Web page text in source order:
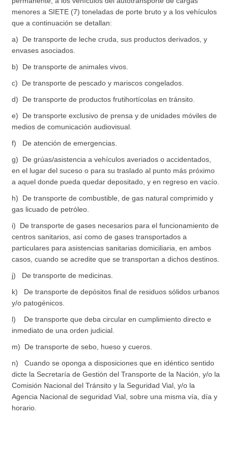
menores a SIETE (7) toneladas de porte bruto y a los vehículos
que a continuación se detallan:
a) De transporte de leche cruda, sus productos derivados, y
envases asociados.
b) De transporte de animales vivos.
c) De transporte de pescado y mariscos congelados.
d) De transporte de productos frutihortícolas en tránsito.
e) De transporte exclusivo de prensa y de unidades móviles de
medios de comunicación audiovisual.
f) De atención de emergencias.
g) De grúas/asistencia a vehículos averiados o accidentados,
en el lugar del suceso o para su traslado al punto más próximo
a aquel donde pueda quedar depositado, y en regreso en vacío.
h) De transporte de combustible, de gas natural comprimido y
gas licuado de petróleo.
i) De transporte de gases necesarios para el funcionamiento de
centros sanitarios, así como de gases transportados a
particulares para asistencias sanitarias domiciliaria, en ambos
casos, cuando se acredite que se transportan a dichos destinos.
j) De transporte de medicinas.
k) De transporte de depósitos final de residuos sólidos urbanos
y/o patogénicos.
l) De transporte que deba circular en cumplimiento directo e
inmediato de una orden judicial.
m) De transporte de sebo, hueso y cueros.
n) Cuando se oponga a disposiciones que en idéntico sentido
dicte la Secretaría de Gestión del Transporte de la Nación, y/o la
Comisión Nacional del Tránsito y la Seguridad Vial, y/o la
Agencia Nacional de seguridad Vial, sobre una misma vía, día y
horario.